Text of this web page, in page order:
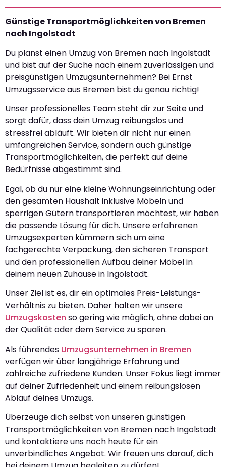
Günstige Transportmöglichkeiten von Bremen
nach Ingolstadt
Du planst einen Umzug von Bremen nach Ingolstadt
und bist auf der Suche nach einem zuverlässigen und
preisgünstigen Umzugsunternehmen? Bei Ernst
Umzugsservice aus Bremen bist du genau richtig!
Unser professionelles Team steht dir zur Seite und
sorgt dafür, dass dein Umzug reibungslos und
stressfrei abläuft. Wir bieten dir nicht nur einen
umfangreichen Service, sondern auch günstige
Transportmöglichkeiten, die perfekt auf deine
Bedürfnisse abgestimmt sind.
Egal, ob du nur eine kleine Wohnungseinrichtung oder
den gesamten Haushalt inklusive Möbeln und
sperrigen Gütern transportieren möchtest, wir haben
die passende Lösung für dich. Unsere erfahrenen
Umzugsexperten kümmern sich um eine
fachgerechte Verpackung, den sicheren Transport
und den professionellen Aufbau deiner Möbel in
deinem neuen Zuhause in Ingolstadt.
Unser Ziel ist es, dir ein optimales Preis-Leistungs-
Verhältnis zu bieten. Daher halten wir unsere
Umzugskosten so gering wie möglich, ohne dabei an
der Qualität oder dem Service zu sparen.
Als führendes Umzugsunternehmen in Bremen
verfügen wir über langjährige Erfahrung und
zahlreiche zufriedene Kunden. Unser Fokus liegt immer
auf deiner Zufriedenheit und einem reibungslosen
Ablauf deines Umzugs.
Überzeuge dich selbst von unseren günstigen
Transportmöglichkeiten von Bremen nach Ingolstadt
und kontaktiere uns noch heute für ein
unverbindliches Angebot. Wir freuen uns darauf, dich